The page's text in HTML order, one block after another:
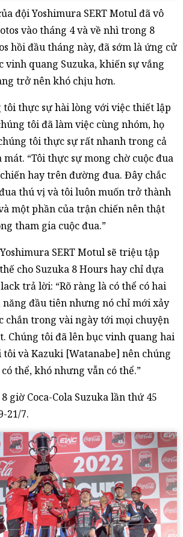
đội Yoshimura SERT Motul đã vô
vào tháng 4 và về nhì trong 8
hồi đầu tháng này, đã sớm là ứng cử
vinh quang Suzuka, khiến sự vắng
trở nên khó chịu hơn.
tôi thực sự hài lòng với việc thiết lập
tôi đã làm việc cùng nhóm, họ
tôi thực sự rất nhanh trong cả
“Tôi thực sự mong chờ cuộc đua
hay trên đường đua. Đây chắc
thú vị và tôi luôn muốn trở thành
một phần của trận chiến nên thật
tham gia cuộc đua.”
SERT Motul sẽ triệu tập
cho Suzuka 8 Hours hay chỉ dựa
trả lời: “Rõ ràng là có thể có hai
năng đầu tiên nhưng nó chỉ mới xảy
chắn trong vài ngày tới mọi chuyện
Chúng tôi đã lên bục vinh quang hai
và Kazuki [Watanabe] nên chúng
thể, khó nhưng vẫn có thể.”
giờ Coca-Cola Suzuka lần thứ 45
21/7.